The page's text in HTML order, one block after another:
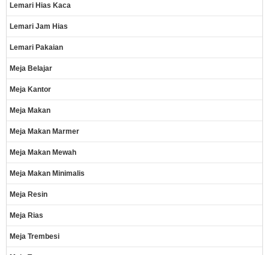
Lemari Hias Kaca
Lemari Jam Hias
Lemari Pakaian
Meja Belajar
Meja Kantor
Meja Makan
Meja Makan Marmer
Meja Makan Mewah
Meja Makan Minimalis
Meja Resin
Meja Rias
Meja Trembesi